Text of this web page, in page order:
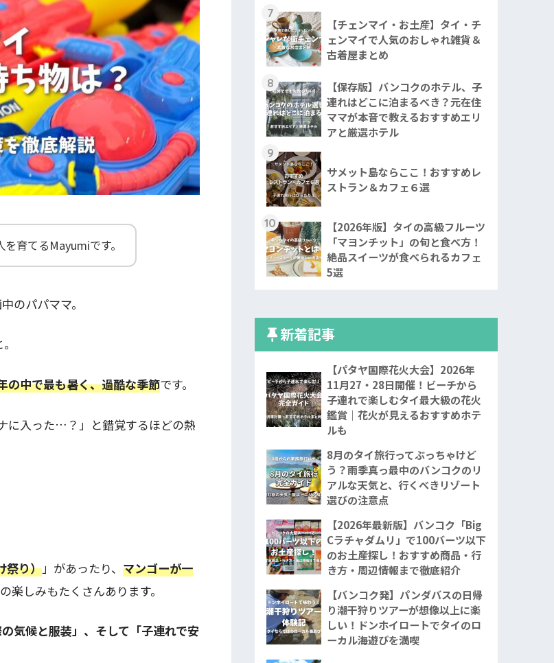
育てるMayumiです。
のパパママ。
の中で最も暑く、過酷な季節です。
に入った…？」と錯覚するほどの熱
祭り）」があったり、 マンゴーが一
楽しみもたくさんあります。
気候と服装」、そして「子連れで安
7
【チェンマイ・お土産】タイ・チ
ェンマイで人気のおしゃれ雑貨＆
古着屋まとめ
8
【保存版】バンコクのホテル、子
連れはどこに泊まるべき？元在住
ママが本音で教えるおすすめエリ
アと厳選ホテル
9
サメット島ならここ！おすすめレ
ストラン＆カフェ６選
10
【2026年版】タイの高級フルーツ
「マヨンチット」の旬と食べ方！
絶品スイーツが食べられるカフェ
5選
新着記事
【パタヤ国際花火大会】2026年
11月27・28日開催！ビーチから
子連れで楽しむタイ最大級の花火
鑑賞｜花火が見えるおすすめホテ
ルも
8月のタイ旅行ってぶっちゃけど
う？雨季真っ最中のバンコクのリ
アルな天気と、行くべきリゾート
選びの注意点
【2026年最新版】バンコク「Big
Cラチャダムリ」で100バーツ以下
のお土産探し！おすすめ商品・行
き方・周辺情報まで徹底紹介
【バンコク発】パンダバスの日帰
り潮干狩りツアーが想像以上に楽
しい！ドンホイロートでタイのロ
ーカル海遊びを満喫